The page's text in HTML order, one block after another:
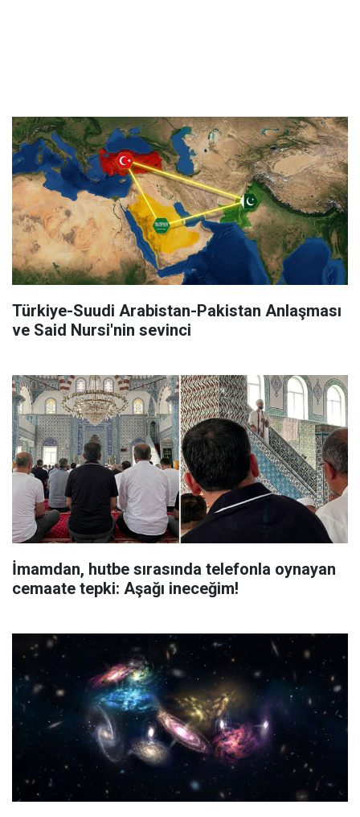
Türkiye-Suudi Arabistan-Pakistan Anlaşması
ve Said Nursi'nin sevinci
İmamdan, hutbe sırasında telefonla oynayan
cemaate tepki: Aşağı ineceğim!